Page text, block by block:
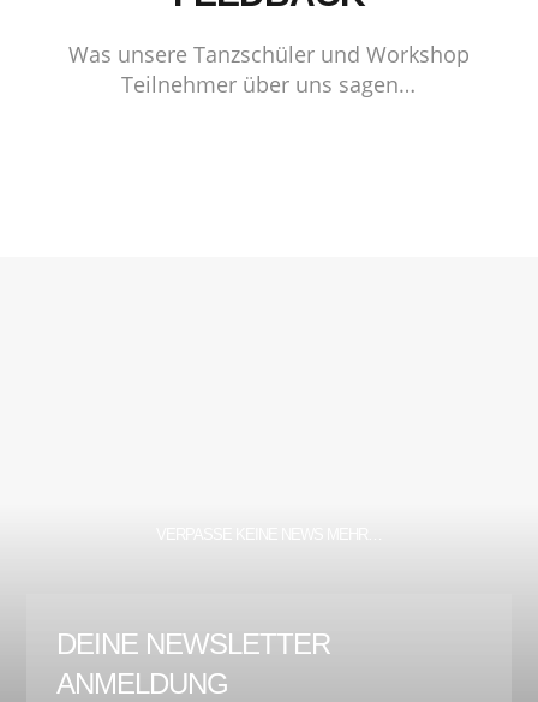
Was unsere Tanzschüler und Workshop
Teilnehmer über uns sagen…
DEINE NEWSLETTER
ANMELDUNG